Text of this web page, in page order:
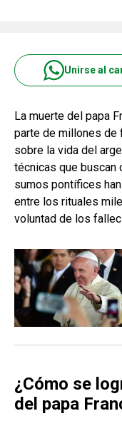
Unirse al
La muerte del papa
parte de millones de
sobre la vida del
técnicas que buscan
sumos pontífices
entre los rituales
voluntad de los
¿Cómo se
del papa